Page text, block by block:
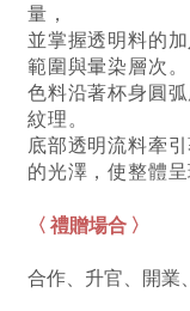
量，
並掌握透明料的加
範圍與暈染層次。
色料沿著杯身圓
紋理。
底部透明流料牽
的光澤，使整體
〈 禮贈場合 〉
合作、升官、開業